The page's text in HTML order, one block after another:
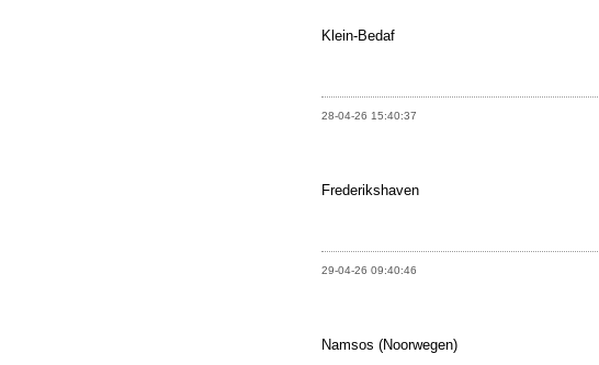
Klein-Bedaf
28-04-26 15:40:37
Frederikshaven
29-04-26 09:40:46
Namsos (Noorwegen)